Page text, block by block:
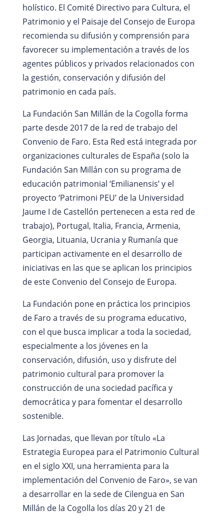
holístico. El Comité Directivo para Cultura, el
Patrimonio y el Paisaje del Consejo de Europa
recomienda su difusión y comprensión para
favorecer su implementación a través de los
agentes públicos y privados relacionados con
la gestión, conservación y difusión del
patrimonio en cada país.
La Fundación San Millán de la Cogolla forma
parte desde 2017 de la red de trabajo del
Convenio de Faro. Esta Red está integrada por
organizaciones culturales de España (solo la
Fundación San Millán con su programa de
educación patrimonial ‘Emilianensis’ y el
proyecto ‘Patrimoni PEU’ de la Universidad
Jaume I de Castellón pertenecen a esta red de
trabajo), Portugal, Italia, Francia, Armenia,
Georgia, Lituania, Ucrania y Rumanía que
participan activamente en el desarrollo de
iniciativas en las que se aplican los principios
de este Convenio del Consejo de Europa.
La Fundación pone en práctica los principios
de Faro a través de su programa educativo,
con el que busca implicar a toda la sociedad,
especialmente a los jóvenes en la
conservación, difusión, uso y disfrute del
patrimonio cultural para promover la
construcción de una sociedad pacífica y
democrática y para fomentar el desarrollo
sostenible.
Las Jornadas, que llevan por título «La
Estrategia Europea para el Patrimonio Cultural
en el siglo XXI, una herramienta para la
implementación del Convenio de Faro», se van
a desarrollar en la sede de Cilengua en San
Millán de la Cogolla los días 20 y 21 de